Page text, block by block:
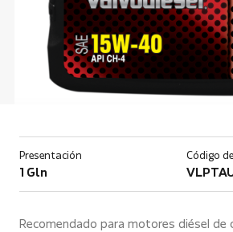
Presentación
1 Gln
Código
Recomendado para motores diésel